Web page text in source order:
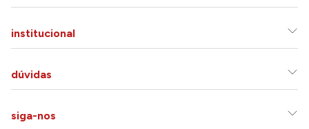
institucional
dúvidas
siga-nos